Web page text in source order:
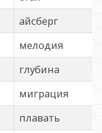
айсберг
мелодия
глубина
миграция
плавать